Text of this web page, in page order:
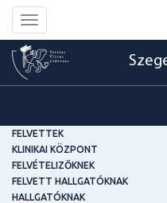
Toggle
navigation
FELVETTEK
KLINIKAI KÖZPONT
FELVÉTELIZŐKNEK
FELVETT HALLGATÓKNAK
HALLGATÓKNAK